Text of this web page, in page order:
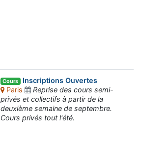
Cours Inscriptions Ouvertes
Paris
Reprise des cours semi-
privés et collectifs à partir de la
deuxième semaine de septembre.
Cours privés tout l'été.